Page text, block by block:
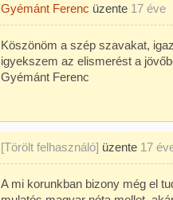
Gyémánt Ferenc üzente 17 éve
Köszönöm a szép szavakat,
igyekszem az elismerést a
Gyémánt Ferenc
[Törölt felhasználó] üzente 17
A mi korunkban bizony még el